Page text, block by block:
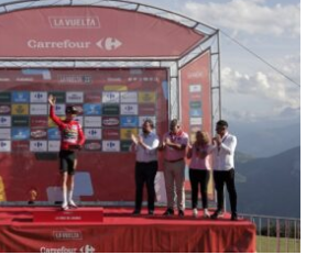
Column
Sportcolumn